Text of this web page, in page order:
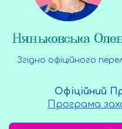
Згідно офіційного
Офіційний
Програма